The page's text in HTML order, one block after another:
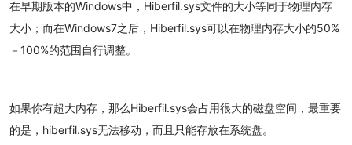
在早期版本的Windows中，Hiberfil.sys文件的大小等同于物理内存
大小；而在Windows7之后，Hiberfil.sys可以在物理内存大小的50%
－100%的范围自行调整。
如果你有超大内存，那么Hiberfil.sys会占用很大的磁盘空间，最重要
的是，hiberfil.sys无法移动，而且只能存放在系统盘。